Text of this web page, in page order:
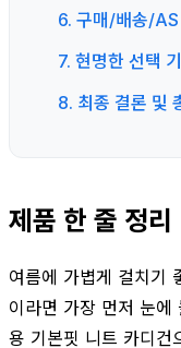
6. 구매/배송/AS
7. 현명한 선택
8. 최종 결론 및
제품 한 줄 정리
여름에 가볍게 걸치기
이라면 가장 먼저 눈에
용 기본핏 니트 카디건